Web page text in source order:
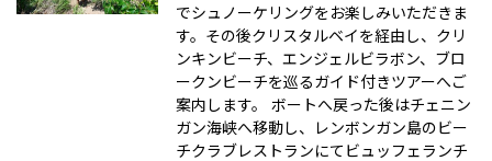
でシュノーケリングをお楽しみいただきま
す。その後クリスタルベイを経由し、クリ
ンキンビーチ、エンジェルビラボン、ブロ
ークンビーチを巡るガイド付きツアーへご
案内します。 ボートへ戻った後はチェニン
ガン海峡へ移動し、レンボンガン島のビー
チクラブレストランにてビュッフェランチ